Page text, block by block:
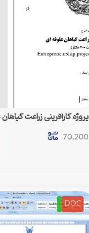
پروژه کارآفرینی زراعت
70,200
DOC